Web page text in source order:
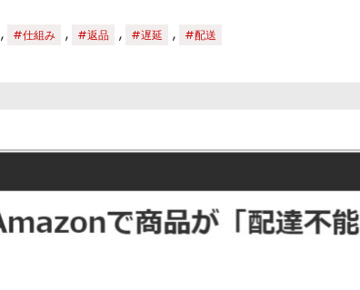
, #仕組み , #返品 , #遅延 , #配送